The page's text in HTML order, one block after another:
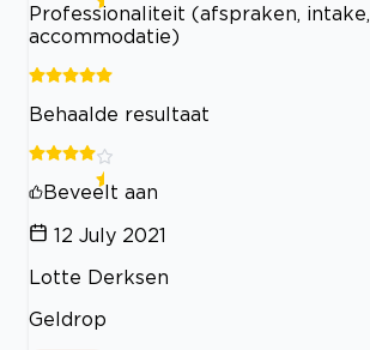
Professionaliteit (afspraken, intake,
accommodatie)
Behaalde resultaat
Beveelt aan
12 July 2021
Lotte Derksen
Geldrop